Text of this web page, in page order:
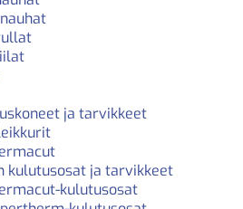
ja tarvikkeet
kulutusosat ja tarvikkeet
kulutusosat